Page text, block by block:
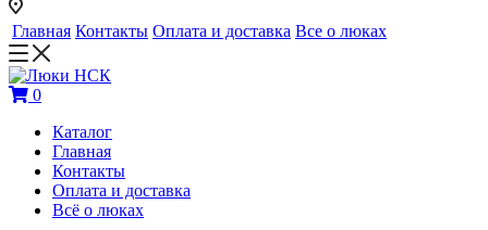
Главная Контакты Оплата и доставка Все о люках
0
Каталог
Главная
Контакты
Оплата и доставка
Всё о люках